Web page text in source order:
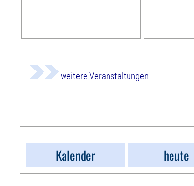
weitere Veranstaltungen
Kalender
heute